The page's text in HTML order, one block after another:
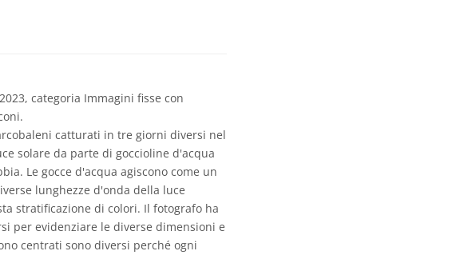
categoria Immagini fisse con
catturati in tre giorni diversi nel
solare da parte di goccioline d'acqua
Le gocce d'acqua agiscono come un
lunghezze d'onda della luce
stratificazione di colori. Il fotografo ha
per evidenziare le diverse dimensioni e
centrati sono diversi perché ogni